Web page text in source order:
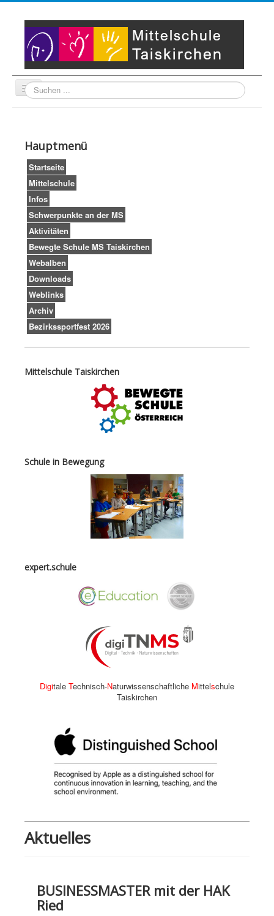
Suche
Impressum
Hauptmenü
Startseite
Mittelschule
Infos
Schwerpunkte an der MS
Aktivitäten
Bewegte Schule MS Taiskirchen
Webalben
Downloads
Weblinks
Archiv
Bezirkssportfest 2026
Mittelschule Taiskirchen
Schule in Bewegung
expert.schule
Digitale Technisch-Naturwissenschaftliche Mittelschule
Taiskirchen
Aktuelles
BUSINESSMASTER mit der HAK
Ried